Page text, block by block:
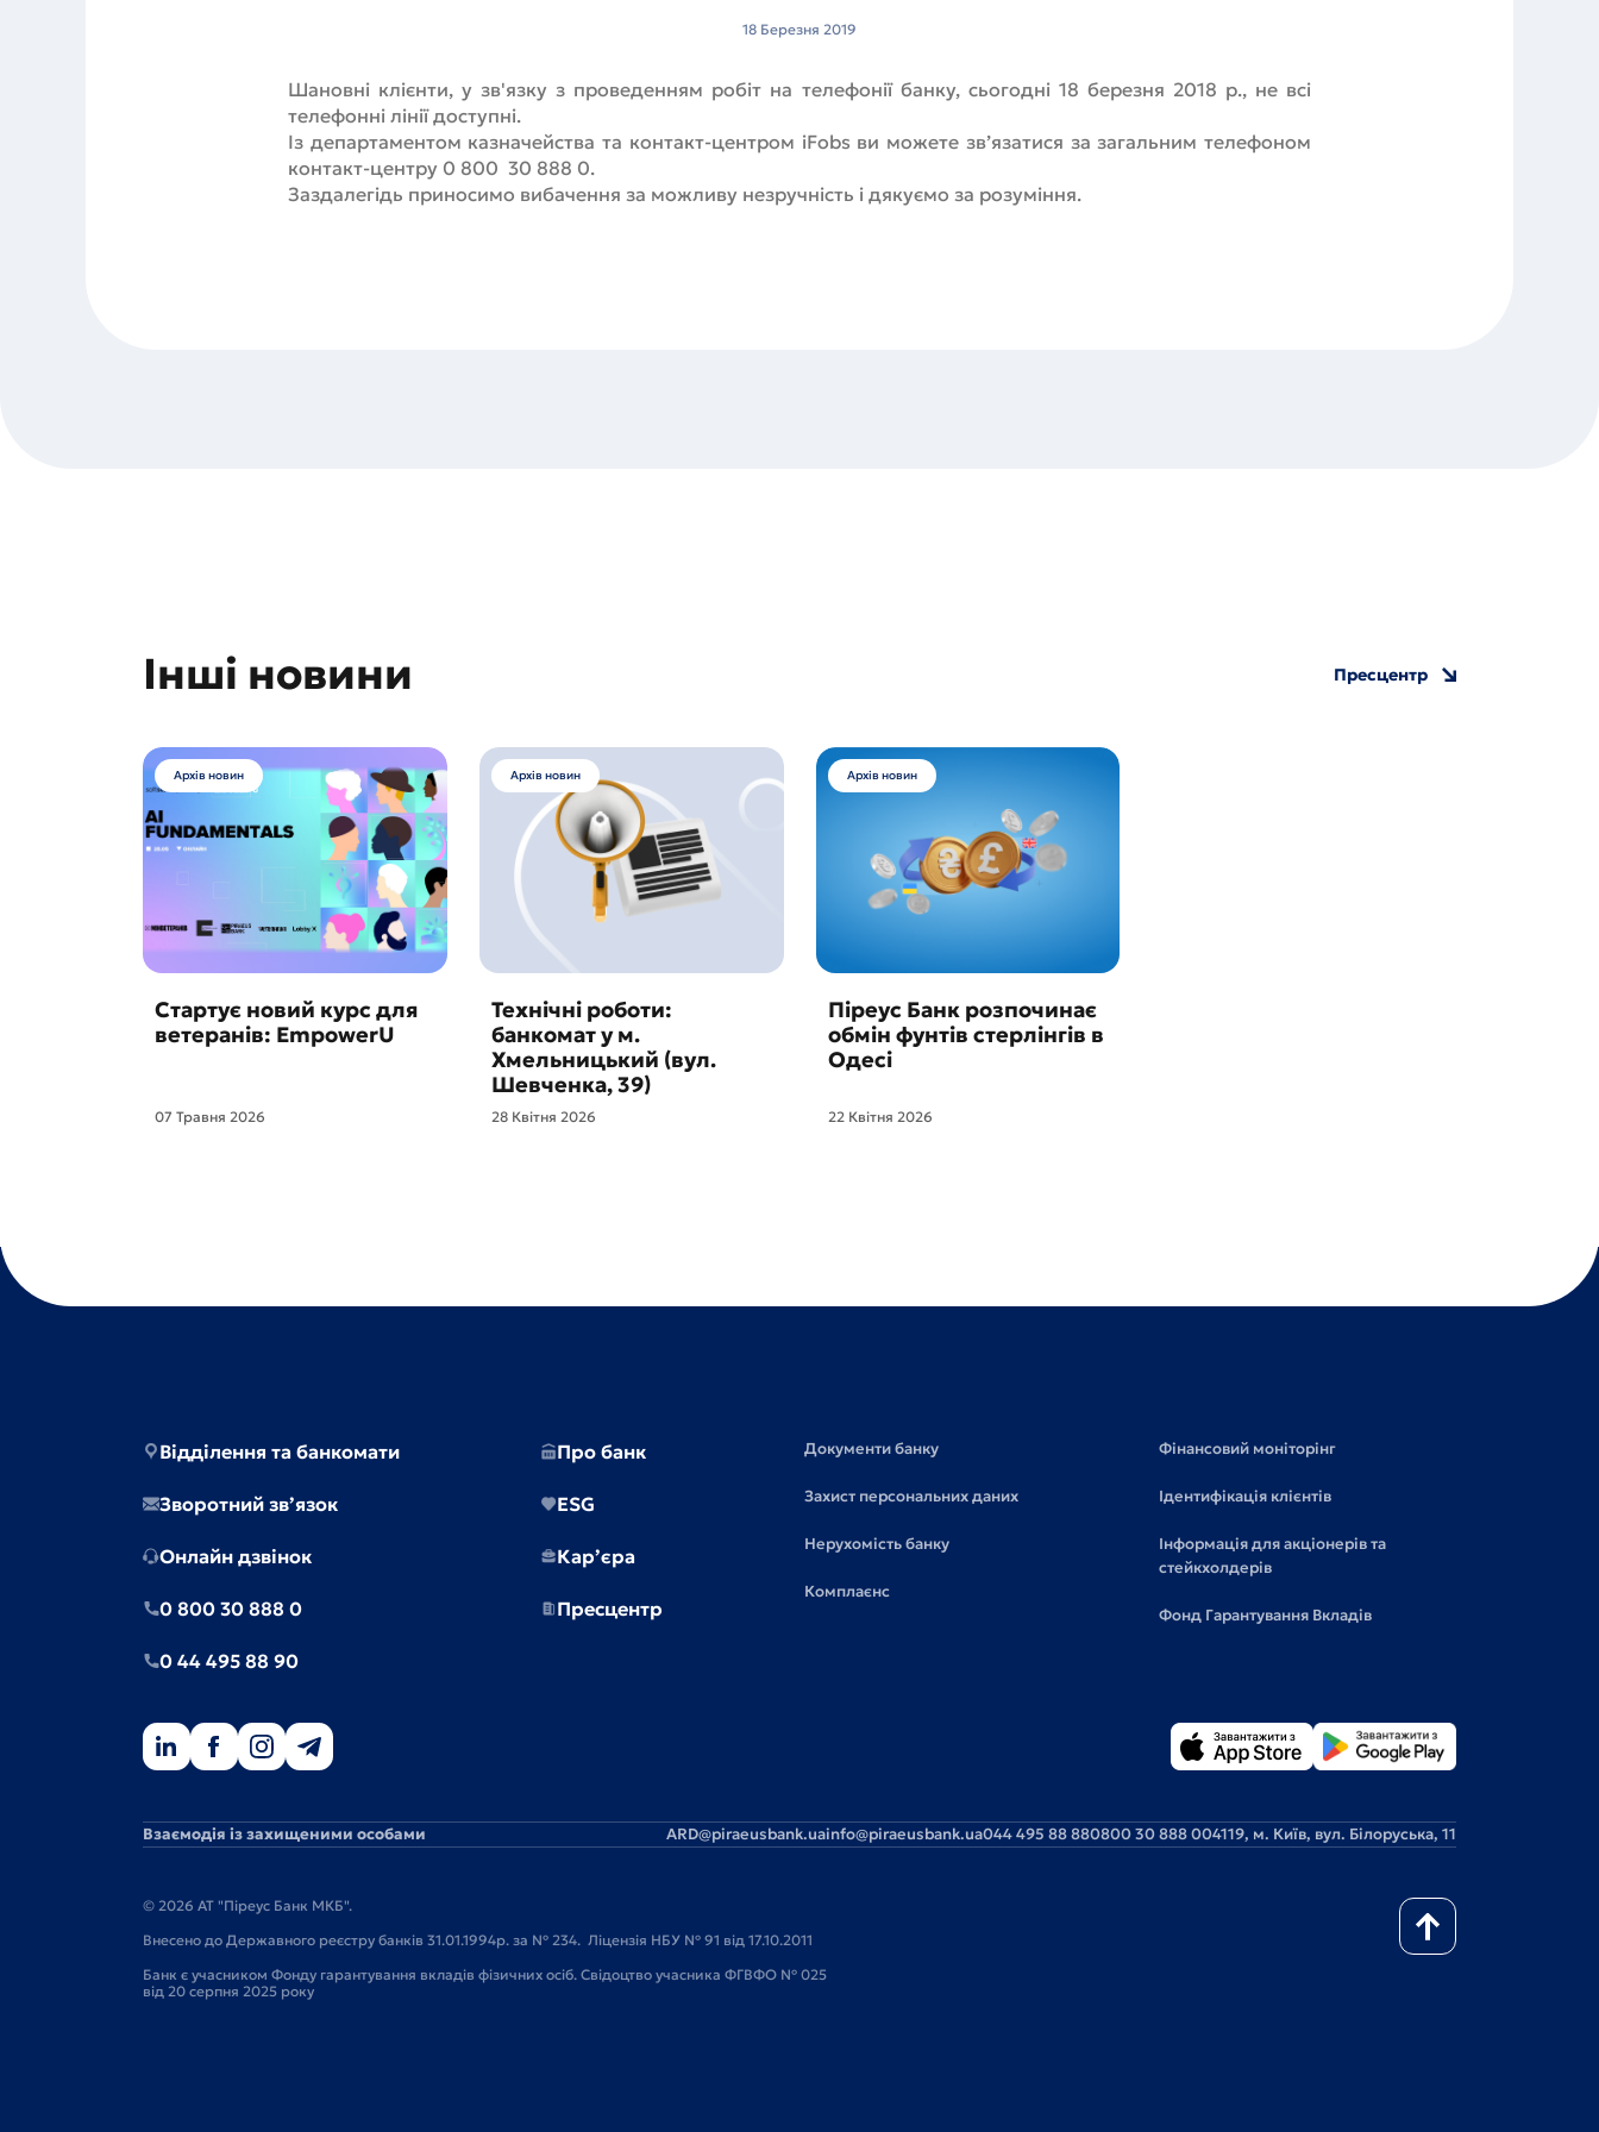
18 Березня 2019
Шановні клієнти, у зв'язку з проведенням робіт на телефонії банку, сьогодні 18 березня 2018 р., не всі
телефонні лінії доступні.
Із департаментом казначейства та контакт-центром iFobs ви можете зв’язатися за загальним телефоном
контакт-центру 0 800 30 888 0.
Заздалегідь приносимо вибачення за можливу незручність і дякуємо за розуміння.
Інші новини Пресцентр
Архів новин
Стартує новий курс для
ветеранів: EmpowerU
07 Травня 2026
Архів новин
Технічні роботи:
банкомат у м.
Хмельницький (вул.
Шевченка, 39)
28 Квітня 2026
Архів новин
Піреус Банк розпочинає
обмін фунтів стерлінгів в
Одесі
22 Квітня 2026
Відділення та банкомати
Зворотний зв’язок
Онлайн дзвінок
0 800 30 888 0
0 44 495 88 90
Про банк
ESG
Кар’єра
Пресцентр
Документи банку
Захист персональних даних
Нерухомість банку
Комплаєнс
Фінансовий моніторінг
Ідентифікація клієнтів
Інформація для акціонерів та
стейкхолдерів
Фонд Гарантування Вкладів
Взаємодія із захищеними особами ARD@piraeusbank.uainfo@piraeusbank.ua044 495 88 880800 30 888 004119, м. Київ, вул. Білоруська, 11
© 2026 АТ "Піреус Банк МКБ".
Внесено до Державного реєстру банків 31.01.1994р. за № 234. Ліцензія НБУ № 91 від 17.10.2011
Банк є учасником Фонду гарантування вкладів фізичних осіб. Свідоцтво учасника ФГВФО № 025
від 20 серпня 2025 року